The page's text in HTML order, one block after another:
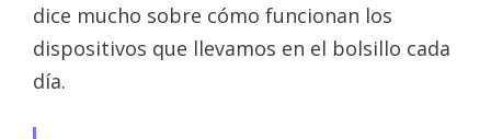
dice mucho sobre cómo funcionan los
dispositivos que llevamos en el bolsillo cada
día.